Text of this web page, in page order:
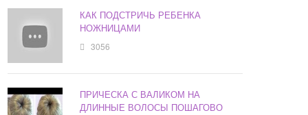
КАК ПОДСТРИЧЬ РЕБЕНКА
НОЖНИЦАМИ
3056
ПРИЧЕСКА С ВАЛИКОМ НА
ДЛИННЫЕ ВОЛОСЫ ПОШАГОВО